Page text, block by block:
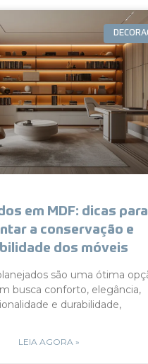
em MDF: dicas para
a conservação e
dos móveis
são uma ótima
busca conforto, elegância,
e durabilidade,
LEIA AGORA »